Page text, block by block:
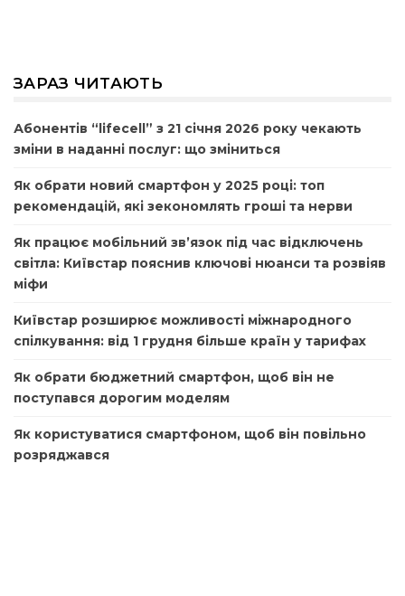
ЗАРАЗ ЧИТАЮТЬ
Абонентів “lifecell” з 21 січня 2026 року чекають
зміни в наданні послуг: що зміниться
Як обрати новий смартфон у 2025 році: топ
рекомендацій, які зекономлять гроші та нерви
Як працює мобільний зв’язок під час відключень
світла: Київстар пояснив ключові нюанси та розвіяв
міфи
Київстар розширює можливості міжнародного
спілкування: від 1 грудня більше країн у тарифах
Як обрати бюджетний смартфон, щоб він не
поступався дорогим моделям
Як користуватися смартфоном, щоб він повільно
розряджався